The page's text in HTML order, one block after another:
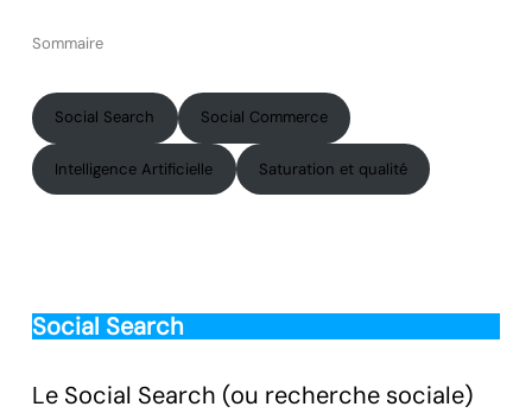
Sommaire
Social Search Social Commerce
Intelligence Artificielle Saturation et qualité
Social Search
Le Social Search (ou recherche sociale)